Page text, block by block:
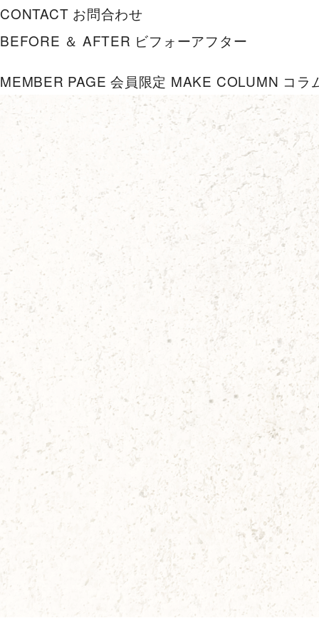
CONTACT お問合わせ
BEFORE ＆ AFTER ビフォーアフター
MEMBER PAGE 会員限定 MAKE COLUMN コラ